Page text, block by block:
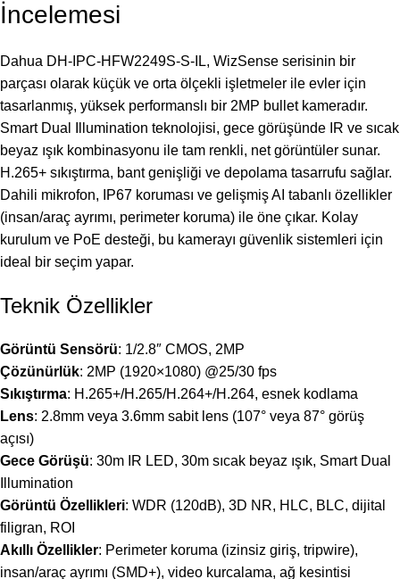
İncelemesi
Dahua DH-IPC-HFW2249S-S-IL, WizSense serisinin bir
parçası olarak küçük ve orta ölçekli işletmeler ile evler için
tasarlanmış, yüksek performanslı bir 2MP bullet kameradır.
Smart Dual Illumination teknolojisi, gece görüşünde IR ve sıcak
beyaz ışık kombinasyonu ile tam renkli, net görüntüler sunar.
H.265+ sıkıştırma, bant genişliği ve depolama tasarrufu sağlar.
Dahili mikrofon, IP67 koruması ve gelişmiş AI tabanlı özellikler
(insan/araç ayrımı, perimeter koruma) ile öne çıkar. Kolay
kurulum ve PoE desteği, bu kamerayı güvenlik sistemleri için
ideal bir seçim yapar.
Teknik Özellikler
Görüntü Sensörü: 1/2.8″ CMOS, 2MP
Çözünürlük: 2MP (1920×1080) @25/30 fps
Sıkıştırma: H.265+/H.265/H.264+/H.264, esnek kodlama
Lens: 2.8mm veya 3.6mm sabit lens (107° veya 87° görüş
açısı)
Gece Görüşü: 30m IR LED, 30m sıcak beyaz ışık, Smart Dual
Illumination
Görüntü Özellikleri: WDR (120dB), 3D NR, HLC, BLC, dijital
filigran, ROI
Akıllı Özellikler: Perimeter koruma (izinsiz giriş, tripwire),
insan/araç ayrımı (SMD+), video kurcalama, ağ kesintisi